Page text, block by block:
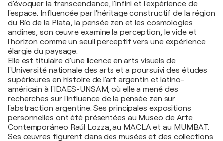
d'évoquer la transcendance, l'infini et l'expérience de
l'espace. Influencée par l'héritage constructif de la région
du Río de la Plata, la pensée zen et les cosmologies
andines, son œuvre examine la perception, le vide et
l'horizon comme un seuil perceptif vers une expérience
élargie du paysage.
Elle est titulaire d'une licence en arts visuels de
l'Université nationale des arts et a poursuivi des études
supérieures en histoire de l'art argentin et latino-
américain à l'IDAES-UNSAM, où elle a mené des
recherches sur l'influence de la pensée zen sur
l'abstraction argentine. Ses principales expositions
personnelles ont été présentées au Museo de Arte
Contemporáneo Raúl Lozza, au MACLA et au MUMBAT.
Ses œuvres figurent dans des musées et des collections